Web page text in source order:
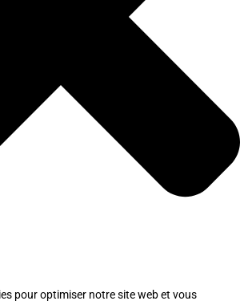
pour optimiser notre site web et vous